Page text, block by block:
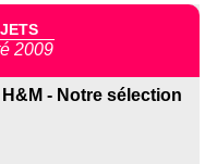
2009
- Notre sélection